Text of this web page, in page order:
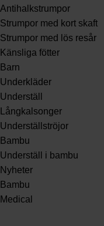
Antihalkstrumpor
Strumpor med kort skaft
Strumpor med lös resår
Känsliga fötter
Barn
Underkläder
Underställ
Långkalsonger
Underställströjor
Bambu
Underställ i bambu
Nyheter
Bambu
Medical